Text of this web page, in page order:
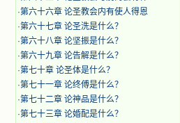
·第六十六章 论圣教会内有使人得恩
·第六十七章 论圣洗是什么？
·第六十八章 论坚振是什么？
·第六十九章 论告解是什么？
·第七十章 论圣体是什么？
·第七十一章 论终傅是什么？
·第七十二章 论神品是什么？
·第七十三章 论婚配是什么？